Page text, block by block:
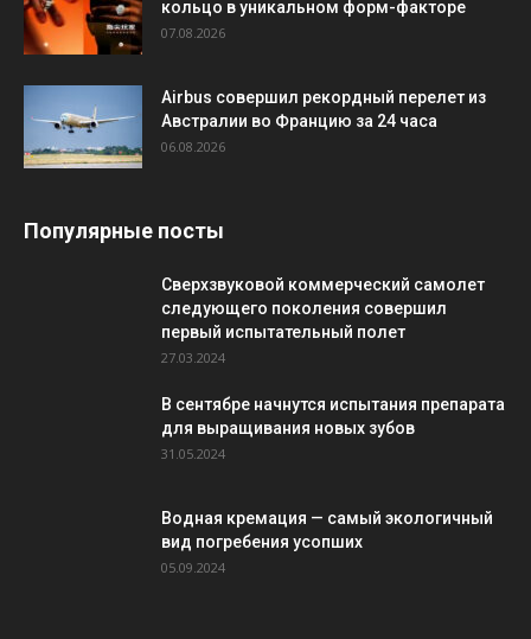
кольцо в уникальном форм-факторе
07.08.2026
Airbus совершил рекордный перелет из
Австралии во Францию за 24 часа
06.08.2026
Популярные посты
Сверхзвуковой коммерческий самолет
следующего поколения совершил
первый испытательный полет
27.03.2024
В сентябре начнутся испытания препарата
для выращивания новых зубов
31.05.2024
Водная кремация — самый экологичный
вид погребения усопших
05.09.2024